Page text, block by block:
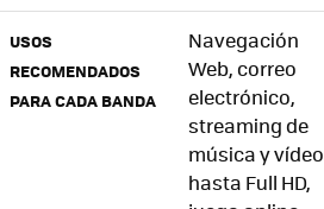
USOS
RECOMENDADOS
PARA CADA BANDA
Navegación
Web, correo
electrónico,
streaming de
música y vídeo
hasta Full HD,